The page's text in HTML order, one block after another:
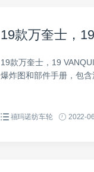
19款万奎士，
19款万奎士，19
爆炸图和部件手册，包含
禧玛诺纺车轮 2022-